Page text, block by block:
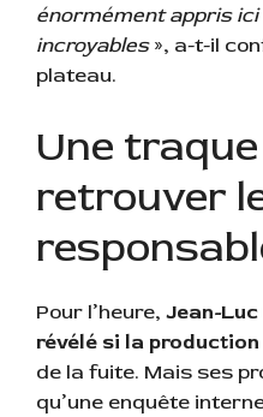
énormément appris
incroyables», a-t-il
plateau.
Une
retrouver
Pour l’heure, Jean-Luc
révélé si la
de la fuite. Mais ses
qu’une enquête